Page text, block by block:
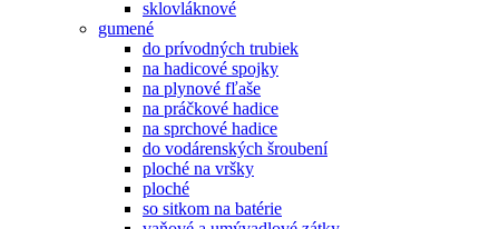
sklovláknové
gumené
do prívodných trubiek
na hadicové spojky
na plynové fľaše
na práčkové hadice
na sprchové hadice
do vodárenských šroubení
ploché na vršky
ploché
so sitkom na batérie